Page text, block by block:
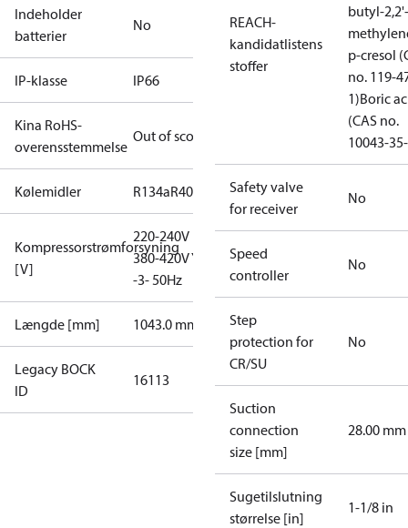
Indeholder
batterier
No
IP-klasse IP66
Kina RoHS-
overensstemmelse
Out of scope
Kølemidler R134aR404A R407AR407CR407F R448AR449A
Kompressorstrømforsyning
[V]
220-240V D /
380-420V Y
-3- 50Hz
Længde [mm] 1043.0 mm
Legacy BOCK
ID
16113
REACH-
kandidatlistens
stoffer
butyl-2,2'-
p-cresol
no. 119-
1)Boric
(CAS no.
10043-
Safety valve
for receiver
No
Speed
controller
No
Step
protection for
CR/SU
No
Suction
connection
size [mm]
28.00 mm
Sugetilslutning
størrelse [in]
1-1/8 in